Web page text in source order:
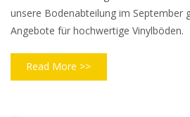
unsere Bodenabteilung im September
Angebote für hochwertige Vinylböden.
Read More >>